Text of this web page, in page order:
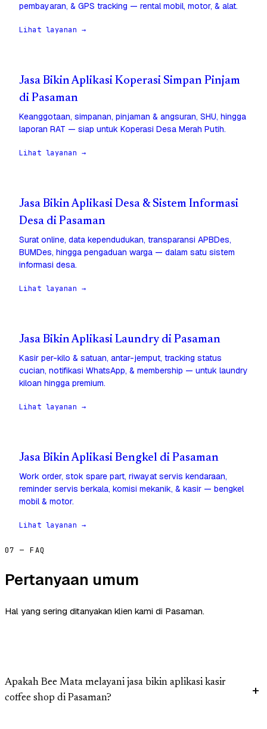
pembayaran, & GPS tracking — rental mobil, motor, & alat.
Lihat layanan →
Jasa Bikin Aplikasi Koperasi Simpan Pinjam
di Pasaman
Keanggotaan, simpanan, pinjaman & angsuran, SHU, hingga
laporan RAT — siap untuk Koperasi Desa Merah Putih.
Lihat layanan →
Jasa Bikin Aplikasi Desa & Sistem Informasi
Desa di Pasaman
Surat online, data kependudukan, transparansi APBDes,
BUMDes, hingga pengaduan warga — dalam satu sistem
informasi desa.
Lihat layanan →
Jasa Bikin Aplikasi Laundry di Pasaman
Kasir per-kilo & satuan, antar-jemput, tracking status
cucian, notifikasi WhatsApp, & membership — untuk laundry
kiloan hingga premium.
Lihat layanan →
Jasa Bikin Aplikasi Bengkel di Pasaman
Work order, stok spare part, riwayat servis kendaraan,
reminder servis berkala, komisi mekanik, & kasir — bengkel
mobil & motor.
Lihat layanan →
07 — FAQ
Pertanyaan umum
Hal yang sering ditanyakan klien kami di Pasaman.
Apakah Bee Mata melayani jasa bikin aplikasi kasir
coffee shop di Pasaman?